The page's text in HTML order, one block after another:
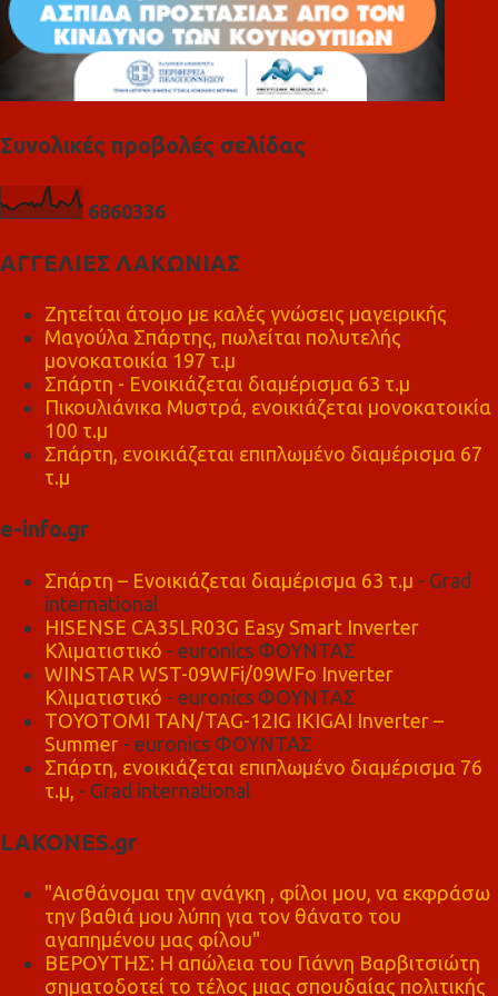
Συνολικές προβολές σελίδας
6860336
ΑΓΓΕΛΙΕΣ ΛΑΚΩΝΙΑΣ
Ζητείται άτομο με καλές γνώσεις μαγειρικής
Μαγούλα Σπάρτης, πωλείται πολυτελής
μονοκατοικία 197 τ.μ
Σπάρτη - Ενοικιάζεται διαμέρισμα 63 τ.μ
Πικουλιάνικα Μυστρά, ενοικιάζεται μονοκατοικία
100 τ.μ
Σπάρτη, ενοικιάζεται επιπλωμένο διαμέρισμα 67
τ.μ
e-info.gr
Σπάρτη – Ενοικιάζεται διαμέρισμα 63 τ.μ - Grad
international
HISENSE CA35LR03G Easy Smart Inverter
Κλιματιστικό - euronics ΦΟΥΝΤΑΣ
WINSTAR WST-09WFi/09WFo Inverter
Κλιματιστικό - euronics ΦΟΥΝΤΑΣ
TOYOTOMI TAN/TAG-12IG IKIGAI Inverter –
Summer - euronics ΦΟΥΝΤΑΣ
Σπάρτη, ενοικιάζεται επιπλωμένο διαμέρισμα 76
τ.μ, - Grad international
LAKONES.gr
"Αισθάνομαι την ανάγκη , φίλοι μου, να εκφράσω
την βαθιά μου λύπη για τον θάνατο του
αγαπημένου μας φίλου"
ΒΕΡΟΥΤΗΣ: Η απώλεια του Γιάννη Βαρβιτσιώτη
σηματοδοτεί το τέλος μιας σπουδαίας πολιτικής